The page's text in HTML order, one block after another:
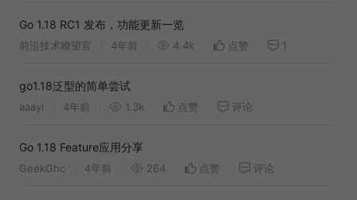
Go 1.18 RC1 发布，功能更新一览
前沿技术瞭望官 4年前 4.4k 点赞 1
go1.18泛型的简单尝试
aaayi 4年前 1.3k 点赞 评论
Go 1.18 Feature应用分享
GeekGhc 4年前 264 点赞 评论